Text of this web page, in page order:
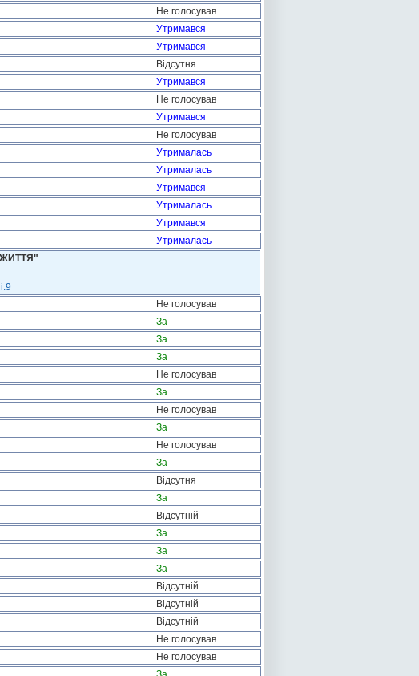
Не голосував
Утримався
Утримався
Відсутня
Утримався
Не голосував
Утримався
Не голосував
Утрималась
Утрималась
Утримався
Утрималась
Утримався
Утрималась
ЖИТТЯ"
Не голосував
За
За
За
Не голосував
За
Не голосував
За
Не голосував
За
Відсутня
За
Відсутній
За
За
За
Відсутній
Відсутній
Відсутній
Не голосував
Не голосував